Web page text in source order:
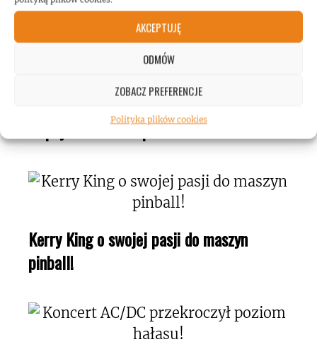
AKCEPTUJĘ
ODMÓW
ZOBACZ PREFERENCJE
Polityka plików cookies
Taipej! Podczas wspinaczki słuchał Toola!
Kerry King o swojej pasji do maszyn
pinball!